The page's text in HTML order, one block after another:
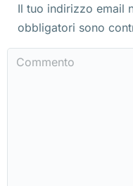
Il tuo indirizzo email
obbligatori sono
Commento